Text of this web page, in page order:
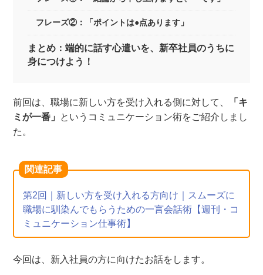
フレーズ②：「ポイントは●点あります」
まとめ：端的に話す心遣いを、新卒社員のうちに
身につけよう！
前回は、職場に新しい方を受け入れる側に対して、
「キ
ミが一番」 というコミュニケーション術をご紹介しまし
た。
関連記事
第2回｜新しい方を受け入れる方向け｜スムーズに
職場に馴染んでもらうための一言会話術【週刊・コ
ミュニケーション仕事術】
今回は、新入社員の方に向けたお話をします。